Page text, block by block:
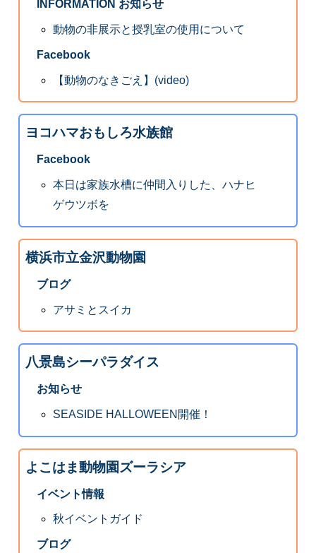
INFORMATION お知らせ
動物の非展示と授乳室の使用について
Facebook
【動物のなきごえ】(video)
ヨコハマおもしろ水族館
Facebook
本日は家族水槽に仲間入りした、ハナヒ
ゲウツボを
横浜市立金沢動物園
ブログ
アサミとスイカ
八景島シーパラダイス
お知らせ
SEASIDE HALLOWEEN開催！
よこはま動物園ズーラシア
イベント情報
秋イベントガイド
ブログ